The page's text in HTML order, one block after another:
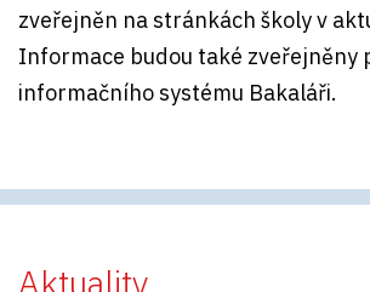
zveřejněn na stránkách školy v
Informace budou také zveřejněny
informačního systému Bakaláři.
Aktuality